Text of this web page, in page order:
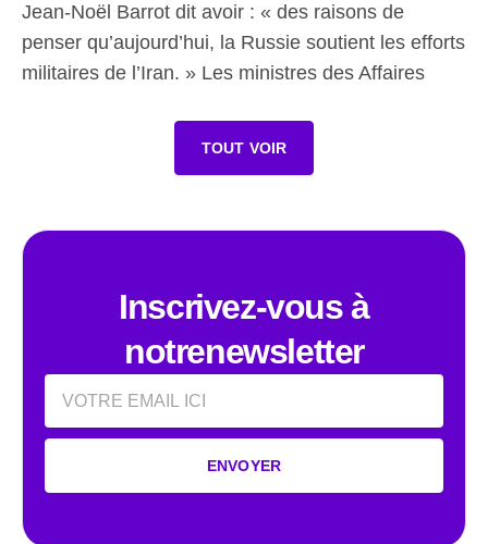
Jean-Noël Barrot dit avoir : « des raisons de
penser qu’aujourd’hui, la Russie soutient les efforts
militaires de l’Iran. » Les ministres des Affaires
TOUT VOIR
Inscrivez-vous à
notrenewsletter
Email
ENVOYER